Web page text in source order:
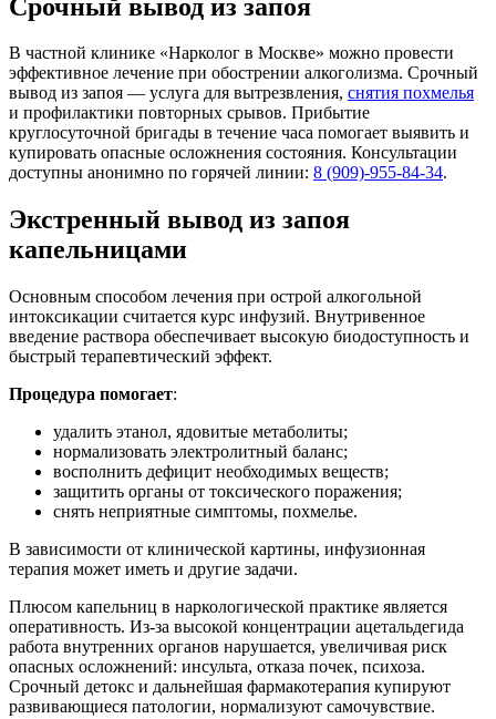
Срочный вывод из запоя
В частной клинике «Нарколог в Москве» можно провести
эффективное лечение при обострении алкоголизма. Срочный
вывод из запоя — услуга для вытрезвления, снятия похмелья
и профилактики повторных срывов. Прибытие
круглосуточной бригады в течение часа помогает выявить и
купировать опасные осложнения состояния. Консультации
доступны анонимно по горячей линии: 8 (909)-955-84-34.
Экстренный вывод из запоя
капельницами
Основным способом лечения при острой алкогольной
интоксикации считается курс инфузий. Внутривенное
введение раствора обеспечивает высокую биодоступность и
быстрый терапевтический эффект.
Процедура помогает:
удалить этанол, ядовитые метаболиты;
нормализовать электролитный баланс;
восполнить дефицит необходимых веществ;
защитить органы от токсического поражения;
снять неприятные симптомы, похмелье.
В зависимости от клинической картины, инфузионная
терапия может иметь и другие задачи.
Плюсом капельниц в наркологической практике является
оперативность. Из-за высокой концентрации ацетальдегида
работа внутренних органов нарушается, увеличивая риск
опасных осложнений: инсульта, отказа почек, психоза.
Срочный детокс и дальнейшая фармакотерапия купируют
развивающиеся патологии, нормализуют самочувствие.